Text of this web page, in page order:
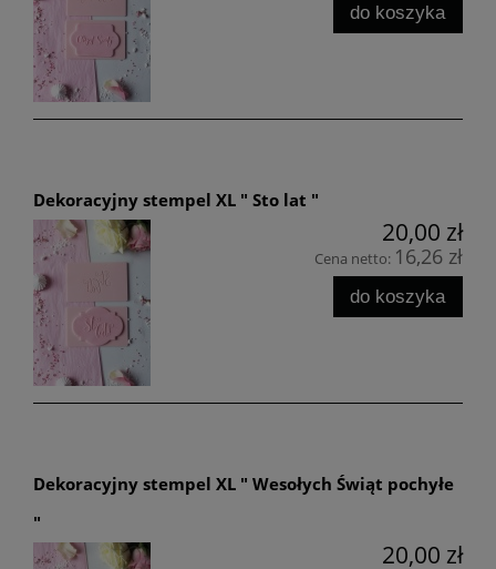
do koszyka
Dekoracyjny stempel XL " Sto lat "
20,00 zł
Cena netto: 16,26 zł
do koszyka
Dekoracyjny stempel XL " Wesołych Świąt pochyłe
"
20,00 zł